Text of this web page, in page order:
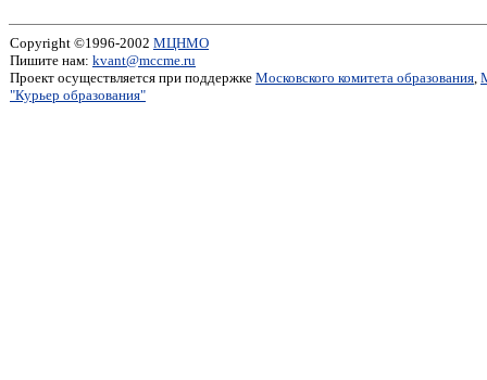
Copyright ©1996-2002 МЦНМО
Пишите нам: kvant@mccme.ru
Проект осуществляется при поддержке Московского комитета образования,
"Курьер образования"